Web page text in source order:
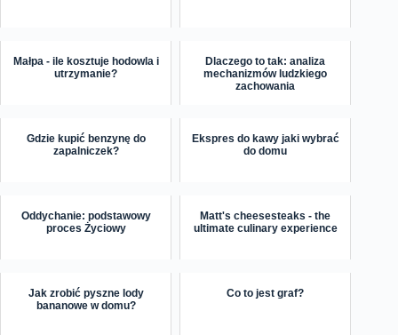
Małpa - ile kosztuje hodowla i
utrzymanie?
Dlaczego to tak: analiza
mechanizmów ludzkiego
zachowania
Gdzie kupić benzynę do
zapalniczek?
Ekspres do kawy jaki wybrać
do domu
Oddychanie: podstawowy
proces Życiowy
Matt's cheesesteaks - the
ultimate culinary experience
Jak zrobić pyszne lody
bananowe w domu?
Co to jest graf?